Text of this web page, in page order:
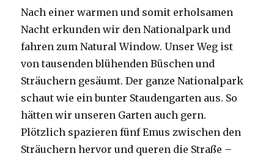
Nach einer warmen und somit erholsamen
Nacht erkunden wir den Nationalpark und
fahren zum Natural Window. Unser Weg ist
von tausenden blühenden Büschen und
Sträuchern gesäumt. Der ganze Nationalpark
schaut wie ein bunter Staudengarten aus. So
hätten wir unseren Garten auch gern.
Plötzlich spazieren fünf Emus zwischen den
Sträuchern hervor und queren die Straße –